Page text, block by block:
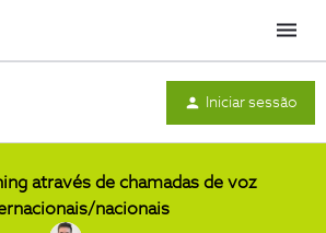
Menu
Iniciar sessão
através de chamadas de voz
nacionais